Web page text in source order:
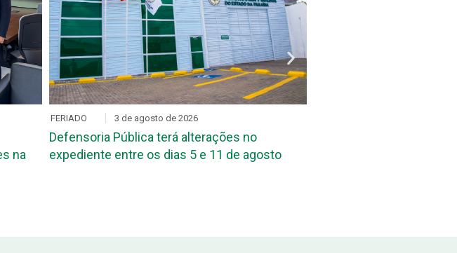
na
FERIADO 3 de agosto de 2026
Defensoria Pública terá alterações no
expediente entre os dias 5 e 11 de agosto